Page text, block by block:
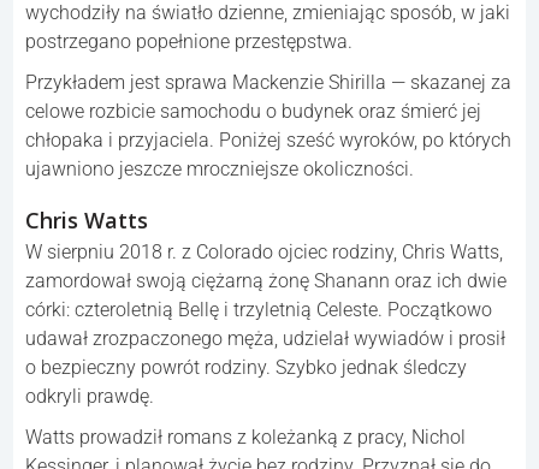
wychodziły na światło dzienne, zmieniając sposób, w jaki
postrzegano popełnione przestępstwa.
Przykładem jest sprawa Mackenzie Shirilla — skazanej za
celowe rozbicie samochodu o budynek oraz śmierć jej
chłopaka i przyjaciela. Poniżej sześć wyroków, po których
ujawniono jeszcze mroczniejsze okoliczności.
Chris Watts
W sierpniu 2018 r. z Colorado ojciec rodziny, Chris Watts,
zamordował swoją ciężarną żonę Shanann oraz ich dwie
córki: czteroletnią Bellę i trzyletnią Celeste. Początkowo
udawał zrozpaczonego męża, udzielał wywiadów i prosił
o bezpieczny powrót rodziny. Szybko jednak śledczy
odkryli prawdę.
Watts prowadził romans z koleżanką z pracy, Nichol